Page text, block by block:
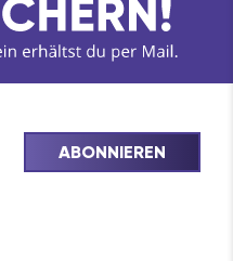
ABONNIEREN